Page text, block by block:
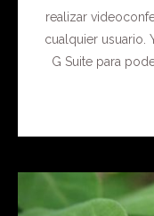
realizar
cualquier usuario.
G Suite para